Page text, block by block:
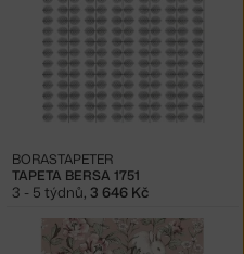
TAPETA BERSA 1751
BORASTAPETER
3 - 5 týdnů, 3 646 Kč